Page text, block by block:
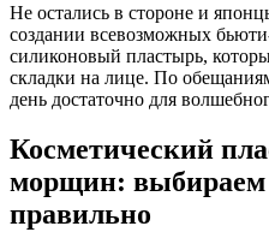
Не остались в стороне и
создании всевозможных
силиконовый пластырь,
складки на лице. По
день достаточно для
Косметический
морщин:
правильно